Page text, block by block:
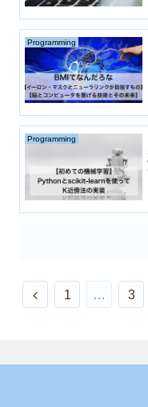
Programming
Programming
1 … 3